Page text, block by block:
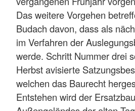
Das weitere Vorgehen
Budach davon, dass als
im Verfahren der
werde. Schritt Nummer drei
Herbst avisierte
welchen das Baurecht
Entstehen wird der